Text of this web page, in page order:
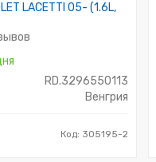
LACETTI 05- (1.6L,
RD.3296550113
Венгрия
Код: 305195-2